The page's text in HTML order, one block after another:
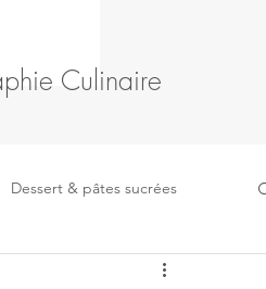
Culinaire
Dessert & pâtes sucrées
Légumes